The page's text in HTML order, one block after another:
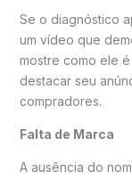
Se o diagnóstico
um vídeo que
mostre como ele
destacar seu
compradores.
Falta de Marca
A ausência do